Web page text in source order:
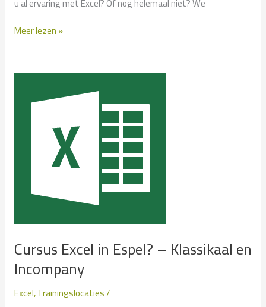
u al ervaring met Excel? Of nog helemaal niet? We
Cursus
in
Espelo?
Klassikaal
Incompany
Meer lezen »
Cursus Excel in Espel? – Klassikaal en
Incompany
Excel,Trainingslocaties/